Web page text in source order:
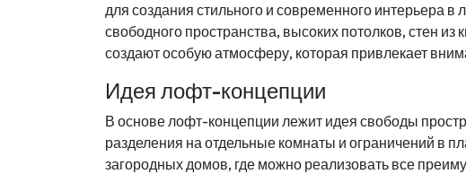
для создания стильного и современного интерьера
свободного пространства, высоких потолков, стен
создают особую атмосферу, которая привлекает
Идея лофт-концепции
В основе лофт-концепции лежит идея свободы
разделения на отдельные комнаты и ограничений в
загородных домов, где можно реализовать все